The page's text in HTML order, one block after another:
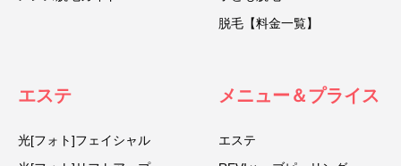
脱毛【料金一覧】
エステ
光[フォト]フェイシャル
メニュー＆プライス
エステ